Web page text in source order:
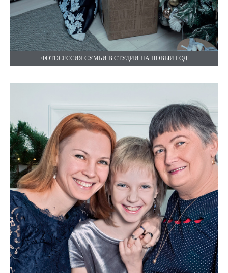
ФОТОСЕССИЯ СУМЬИ В СТУДИИ НА НОВЫЙ ГОД